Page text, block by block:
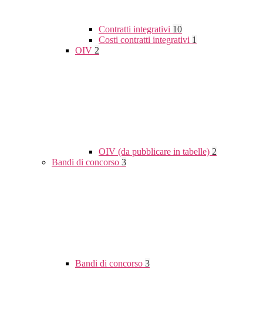
Contratti integrativi 10
Costi contratti integrativi 1
OIV 2
OIV (da pubblicare in tabelle) 2
Bandi di concorso 3
Bandi di concorso 3